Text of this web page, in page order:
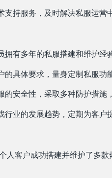
支持服务，及时解决私服运营
拥有多年的私服搭建和维护经
的具体要求，量身定制私服功
的安全性，采取多种防护措施
行业的发展趋势，定期为客户
人客户成功搭建并维护了多款